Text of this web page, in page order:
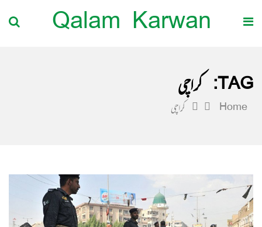
Qalam Karwan
TAG: کراچی
Home کراچی